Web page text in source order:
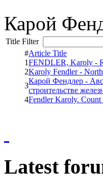
Карой
Title Filter
#Article Title
1FENDLER, Karoly -
2Karoly Fendler -
3
Карой Фендлер -
строительстве
4Fendler Karoly.
Latest